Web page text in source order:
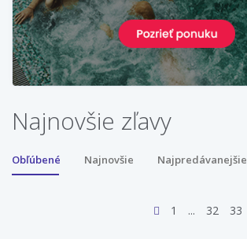
Najnovšie zľavy
Obľúbené Najnovšie Najpredávanejšie
1 32 33